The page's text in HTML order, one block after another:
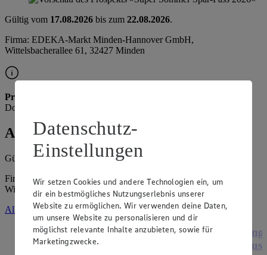
Gültig vom 17.08.2026 bis zum 22.08.2026.
Firma: EDEKA-Markt Minden-Hannover GmbH,
Wittelsbacherallee 61, 32427 Minden
Prospekt ab Donnerstag
Donnerstag verfügbar.
Angebote der Woche
Gültig vom10.08.2026bis zum15.08.2026
Firma: EDEKA-Markt Minden-Hannover GmbH,
Wittelsbacherallee 61, 32427 Minden
Alle Angebote ansehen
Angebot:Mondamin Soßenbinder oder
Mehlschwitze
Datenschutz-
Einstellungen
Wir setzen Cookies und andere Technologien ein, um
dir ein bestmögliches Nutzungserlebnis unserer
Website zu ermöglichen. Wir verwenden deine Daten,
um unsere Website zu personalisieren und dir
möglichst relevante Inhalte anzubieten, sowie für
Marketingzwecke.